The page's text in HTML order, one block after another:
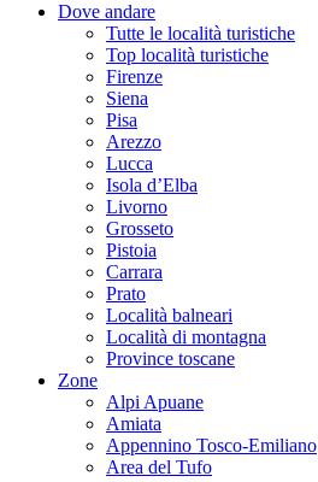
Dove andare
Tutte le località turistiche
Top località turistiche
Firenze
Siena
Pisa
Arezzo
Lucca
Isola d’Elba
Livorno
Grosseto
Pistoia
Carrara
Prato
Località balneari
Località di montagna
Province toscane
Zone
Alpi Apuane
Amiata
Appennino Tosco-Emiliano
Area del Tufo